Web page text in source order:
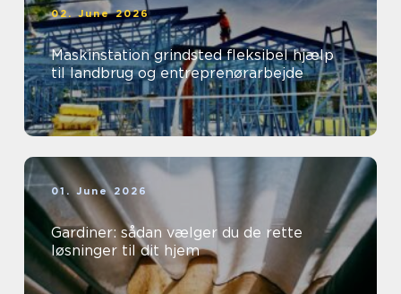
02. June 2026
Maskinstation grindsted fleksibel hjælp
til landbrug og entreprenørarbejde
01. June 2026
Gardiner: sådan vælger du de rette
løsninger til dit hjem